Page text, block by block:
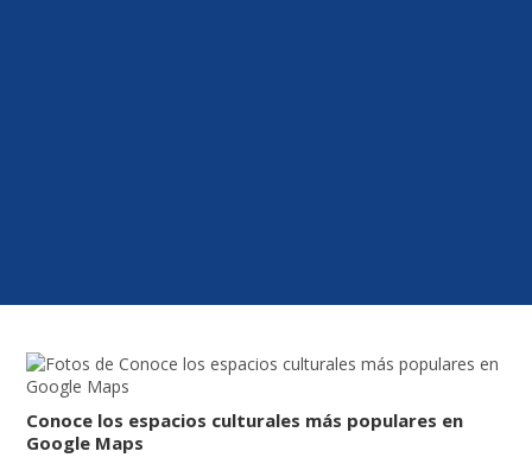
Conoce los espacios culturales más populares en
Google Maps